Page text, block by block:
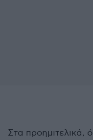
Στα προημιτελικά,